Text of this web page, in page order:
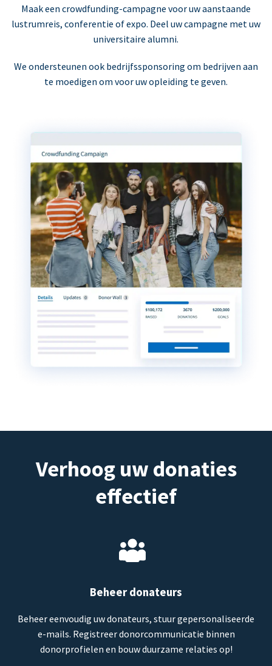
Maak een crowdfunding-campagne voor uw aanstaande
lustrumreis, conferentie of expo. Deel uw campagne met uw
universitaire alumni.
We ondersteunen ook bedrijfssponsoring om bedrijven aan
te moedigen om voor uw opleiding te geven.
Verhoog uw donaties
effectief
Beheer donateurs
Beheer eenvoudig uw donateurs, stuur gepersonaliseerde
e-mails. Registreer donorcommunicatie binnen
donorprofielen en bouw duurzame relaties op!